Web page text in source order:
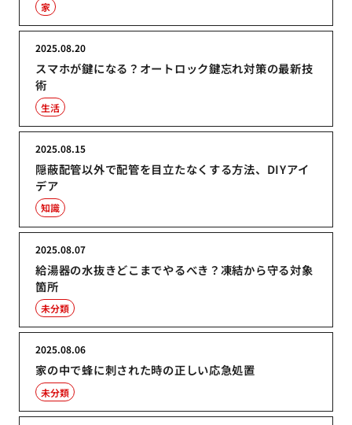
家
スマホが鍵になる？オートロック鍵忘れ対策の最新技
術
2025.08.20
生活
隠蔽配管以外で配管を目立たなくする方法、DIYアイ
デア
2025.08.15
知識
給湯器の水抜きどこまでやるべき？凍結から守る対象
箇所
2025.08.07
未分類
家の中で蜂に刺された時の正しい応急処置
2025.08.06
未分類